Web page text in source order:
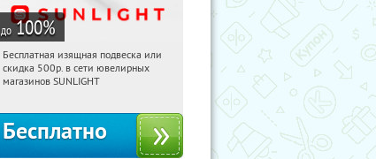
до 100%
08:13:25 Получили:
Россия
Бесплатная изящная подвеска или
скидка 500р. в сети ювелирных
магазинов SUNLIGHT
Бесплатно